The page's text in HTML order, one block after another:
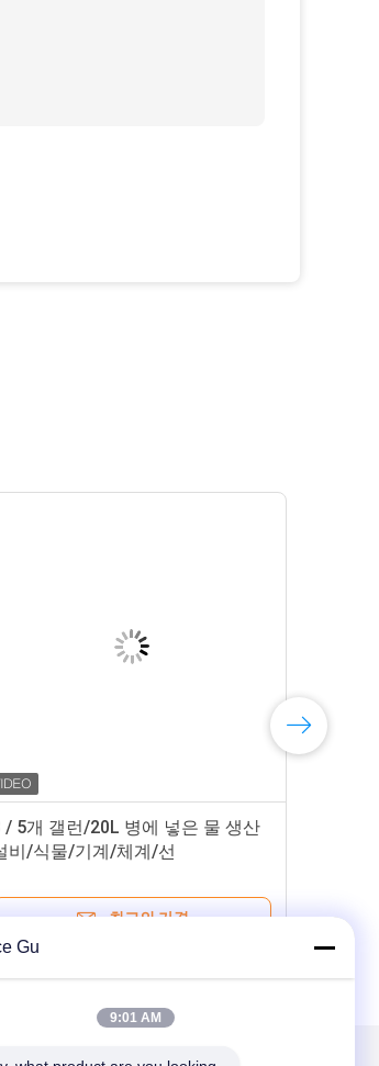
/ 5개 갤런/20L 병에 넣은 물 생산
비/식물/기계/체계/선
최고의 가격
Gu
9:01 AM